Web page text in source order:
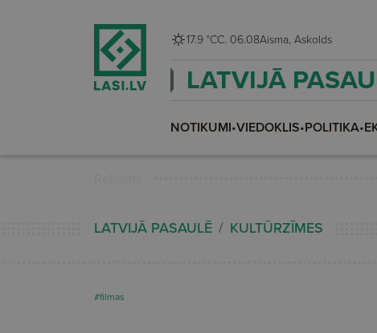
17.9 °CC. 06.08 Aisma, Askolds
LATVIJĀ
NOTIKUMI•VIEDOKLIS•POLITIKA•
LATVIJĀ PASAULĒ KULTŪRZĪMES
#filmas